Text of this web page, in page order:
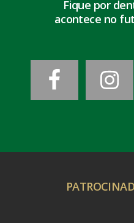
Fique por
acontece no